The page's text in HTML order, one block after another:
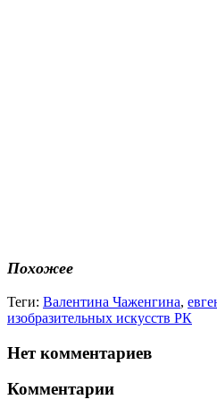
Похожее
Теги: Валентина Чаженгина,
изобразительных искусств РК
Нет комментариев
Комментарии